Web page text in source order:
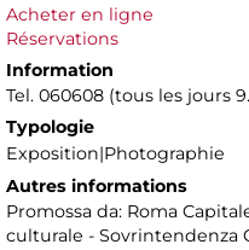
Acheter en ligne
Réservations
Information
Tel. 060608 (tous les jours
Typologie
Exposition|Photographie
Autres informations
Promossa da: Roma
culturale - Sovrintendenza